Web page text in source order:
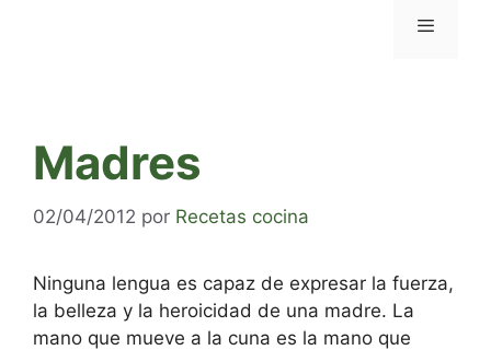
Madres
02/04/2012 por Recetas cocina
Ninguna lengua es capaz de expresar la fuerza,
la belleza y la heroicidad de una madre. La
mano que mueve a la cuna es la mano que